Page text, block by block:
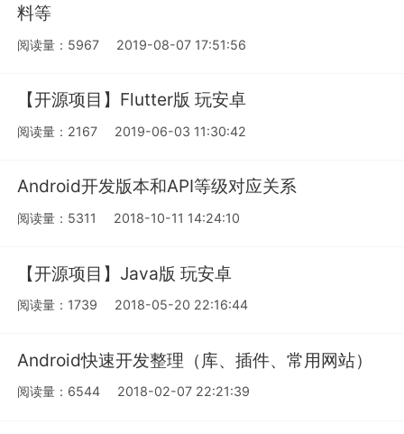
料等
阅读量：5967 2019-08-07 17:51:56
【开源项目】Flutter版 玩安卓
阅读量：2167 2019-06-03 11:30:42
Android开发版本和API等级对应关系
阅读量：5311 2018-10-11 14:24:10
【开源项目】Java版 玩安卓
阅读量：1739 2018-05-20 22:16:44
Android快速开发整理（库、插件、常用网站）
阅读量：6544 2018-02-07 22:21:39